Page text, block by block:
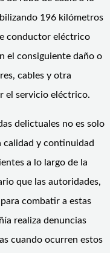
196 kilómetros
conductor eléctrico
el consiguiente daño o
cables y otra
el servicio eléctrico.
delictuales no es solo
calidad y continuidad
a lo largo de la
que las autoridades,
combatir a estas
realiza denuncias
cuando ocurren estos